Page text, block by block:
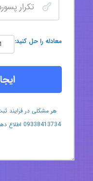
:معادله را حل کنید
هر مشکلی در فرایند